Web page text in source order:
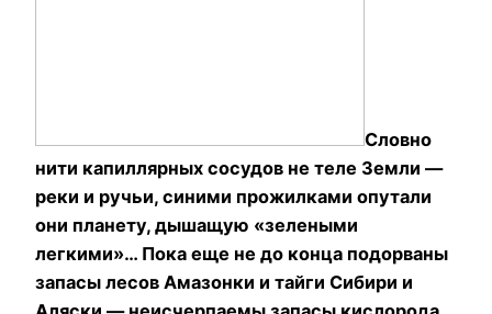
Словно
нити капиллярных сосудов не теле Земли —
реки и ручьи, синими прожилками опутали
они планету, дышащую «зелеными
легкими»… Пока еще не до конца подорваны
запасы лесов Амазонки и тайги Сибири и